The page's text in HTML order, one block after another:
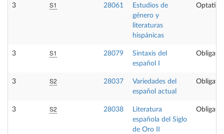
3 S1 28061
Estudios de
género y
literaturas
hispánicas
Optativa
3 S1 28079
Sintaxis del
español I
3 S2 28037
Variedades del
español actual
3 S2 28038
Literatura
española del Siglo
de Oro II